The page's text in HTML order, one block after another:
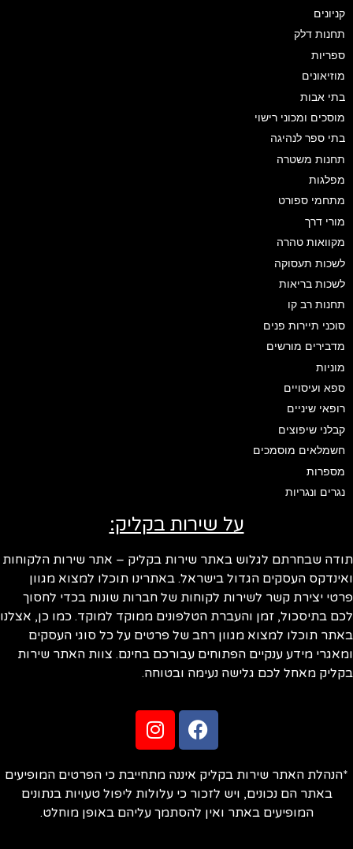
קניונים
תחנות דלק
ספריות
מוזיאונים
בתי אבות
מוסכים ומכוני רישוי
בתי ספר לנהיגה
תחנות משטרה
מפלגות
מתחמי ספורט
מורי דרך
מקוואות טהרה
לשכות תעסוקה
לשכות בריאות
תחנות רב קו
סוכני תיירות פנים
מדבירים מורשים
מוניות
ספא ועיסויים
רופאי שיניים
קבלני שיפוצים
חשמלאים מוסמכים
מספרות
נגרים ונגריות
על שירות בקליק:
שבחרתם לגלוש באתר שירות בקליק – אתר שירות הלקוחות
העסקים הגדול בישראל. באתרינו תוכלו למצוא מגוון
יצירת קשר לשירות לקוחות של חברות שונות בכדי לחסוך
בתיסכול, זמן והעברת הטלפונים ממוקד למוקד. כמו כן, אצלנו
תוכלו למצוא מגוון רחב של פרטים על כל סוגי העסקים
מידע ענקיים הפתוחים עבורכם בחינם. צוות האתר שירות
מאחל לכם גלישה נעימה ובטוחה.
האתר שירות בקליק איננה מתחייבת כי הפרטים המופיעים
באתר הם נכונים, ויש לזכור כי עלולות ליפול טעויות בנתונים
המופיעים באתר ואין להסתמך עליהם באופן מוחלט.